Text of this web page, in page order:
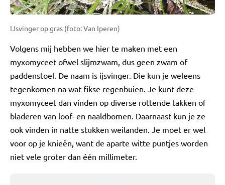
IJsvinger op gras (foto: Van Iperen)
Volgens mij hebben we hier te maken met een
myxomyceet ofwel slijmzwam, dus geen zwam of
paddenstoel. De naam is ijsvinger. Die kun je weleens
tegenkomen na wat fikse regenbuien. Je kunt deze
myxomyceet dan vinden op diverse rottende takken of
bladeren van loof- en naaldbomen. Daarnaast kun je ze
ook vinden in natte stukken weilanden. Je moet er wel
voor op je knieën, want de aparte witte puntjes worden
niet vele groter dan één millimeter.